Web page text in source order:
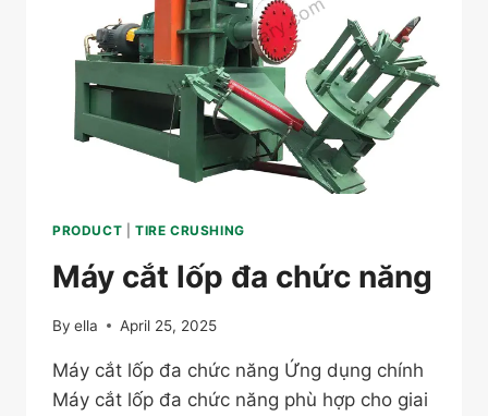
PRODUCT TIRE CRUSHING
Máy cắt lốp đa chức năng
By ella April 25, 2025
Máy cắt lốp đa chức năng Ứng dụng chính
Máy cắt lốp đa chức năng phù hợp cho giai